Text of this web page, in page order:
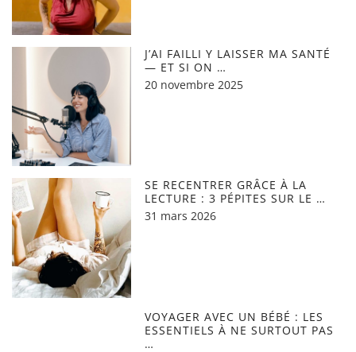
J’AI FAILLI Y LAISSER MA SANTÉ
— ET SI ON …
20 novembre 2025
SE RECENTRER GRÂCE À LA
LECTURE : 3 PÉPITES SUR LE …
31 mars 2026
VOYAGER AVEC UN BÉBÉ : LES
ESSENTIELS À NE SURTOUT PAS
…